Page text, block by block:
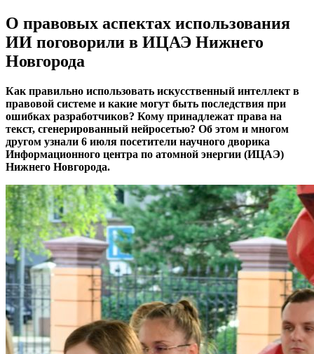
О правовых аспектах использования
ИИ поговорили в ИЦАЭ Нижнего
Новгорода
Как правильно использовать искусственный интеллект в
правовой системе и какие могут быть последствия при
ошибках разработчиков? Кому принадлежат права на
текст, сгенерированный нейросетью? Об этом и многом
другом узнали 6 июля посетители научного дворика
Информационного центра по атомной энергии (ИЦАЭ)
Нижнего Новгорода.